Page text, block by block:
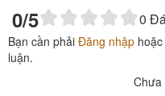
0/5 0
Bạn cần phải Đăng nhập hoặc
luận.
Chưa